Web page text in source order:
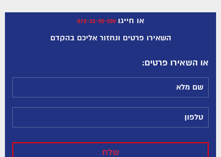
או חייגו
השאירו פרטים ונחזור אליכם בהקדם
:או השאירו פרטים